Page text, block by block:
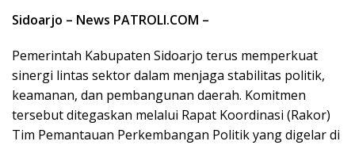
Sidoarjo – News PATROLI.COM –
Pemerintah Kabupaten Sidoarjo terus memperkuat
sinergi lintas sektor dalam menjaga stabilitas politik,
keamanan, dan pembangunan daerah. Komitmen
tersebut ditegaskan melalui Rapat Koordinasi (Rakor)
Tim Pemantauan Perkembangan Politik yang digelar di